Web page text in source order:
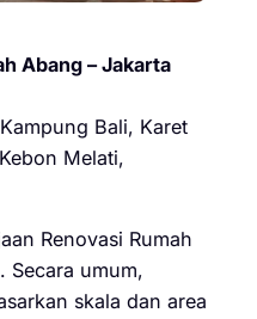
Abang – Jakarta
Bali, Karet
Melati,
Renovasi Rumah
Secara umum,
skala dan area